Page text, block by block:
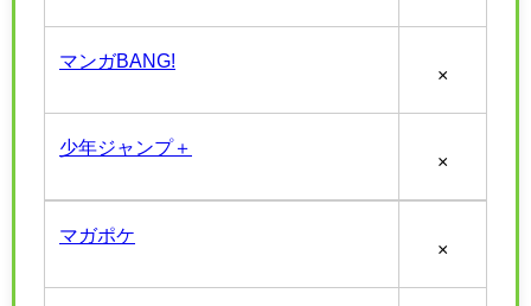
マンガBANG!
×
少年ジャンプ＋
×
マガポケ
×